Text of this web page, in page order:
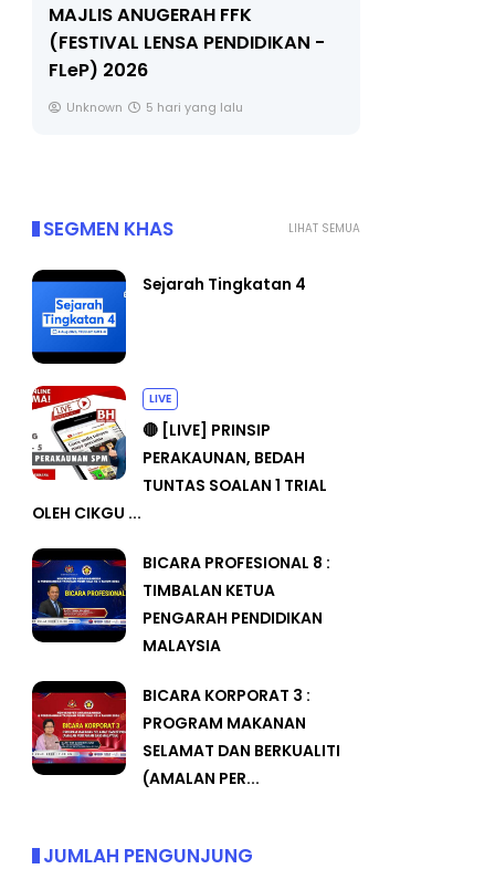
MAJLIS ANUGERAH FFK
(FESTIVAL LENSA PENDIDIKAN -
FLeP) 2026
Unknown 5 hari yang lalu
LIHAT SEMUA
SEGMEN KHAS
Sejarah Tingkatan 4
LIVE
🔴 [LIVE] PRINSIP
PERAKAUNAN, BEDAH
TUNTAS SOALAN 1 TRIAL
OLEH CIKGU ...
BICARA PROFESIONAL 8 :
TIMBALAN KETUA
PENGARAH PENDIDIKAN
MALAYSIA
BICARA KORPORAT 3 :
PROGRAM MAKANAN
SELAMAT DAN BERKUALITI
(AMALAN PER...
JUMLAH PENGUNJUNG